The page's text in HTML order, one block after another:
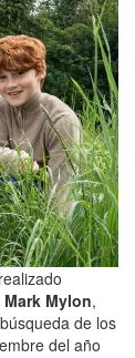
Mark Mylon,
de los
del año